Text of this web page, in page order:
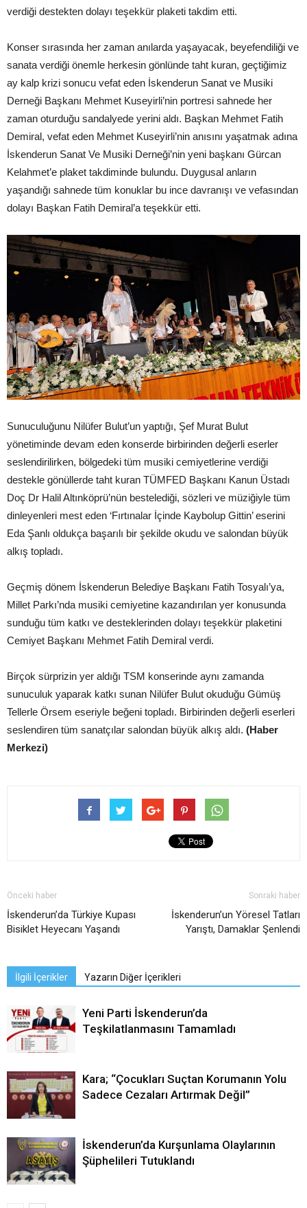
verdiği destekten dolayı teşekkür plaketi takdim etti.
Konser sırasında her zaman anılarda yaşayacak, beyefendiliği ve
sanata verdiği önemle herkesin gönlünde taht kuran, geçtiğimiz
ay kalp krizi sonucu vefat eden İskenderun Sanat ve Musiki
Derneği Başkanı Mehmet Kuseyirli’nin portresi sahnede her
zaman oturduğu sandalyede yerini aldı. Başkan Mehmet Fatih
Demiral, vefat eden Mehmet Kuseyirli’nin anısını yaşatmak adına
İskenderun Sanat Ve Musiki Derneği’nin yeni başkanı Gürcan
Kelahmet’e plaket takdiminde bulundu. Duygusal anların
yaşandığı sahnede tüm konuklar bu ince davranışı ve vefasından
dolayı Başkan Fatih Demiral’a teşekkür etti.
Sunuculuğunu Nilüfer Bulut’un yaptığı, Şef Murat Bulut
yönetiminde devam eden konserde birbirinden değerli eserler
seslendirilirken, bölgedeki tüm musiki cemiyetlerine verdiği
destekle gönüllerde taht kuran TÜMFED Başkanı Kanun Üstadı
Doç Dr Halil Altınköprü’nün bestelediği, sözleri ve müziğiyle tüm
dinleyenleri mest eden ‘Fırtınalar İçinde Kaybolup Gittin’ eserini
Eda Şanlı oldukça başarılı bir şekilde okudu ve salondan büyük
alkış topladı.
Geçmiş dönem İskenderun Belediye Başkanı Fatih Tosyalı’ya,
Millet Parkı’nda musiki cemiyetine kazandırılan yer konusunda
sunduğu tüm katkı ve desteklerinden dolayı teşekkür plaketini
Cemiyet Başkanı Mehmet Fatih Demiral verdi.
Birçok sürprizin yer aldığı TSM konserinde aynı zamanda
sunuculuk yaparak katkı sunan Nilüfer Bulut okuduğu Gümüş
Tellerle Örsem eseriyle beğeni topladı. Birbirinden değerli eserleri
seslendiren tüm sanatçılar salondan büyük alkış aldı. (Haber
Merkezi)
Önceki haber
İskenderun’da Türkiye Kupası
Bisiklet Heyecanı Yaşandı
Sonraki haber
İskenderun’un Yöresel Tatları
Yarıştı, Damaklar Şenlendi
İlgili İçerikler Yazarın Diğer İçerikleri
Yeni Parti İskenderun’da
Teşkilatlanmasını Tamamladı
Kara; “Çocukları Suçtan Korumanın Yolu
Sadece Cezaları Artırmak Değil”
İskenderun’da Kurşunlama Olaylarının
Şüphelileri Tutuklandı